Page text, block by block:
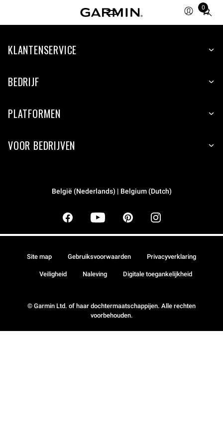
0
Total
items
cart:
KLANTENSERVICE
BEDRIJF
PLATFORMEN
VOOR BEDRIJVEN
België (Nederlands) | Belgium (Dutch)
© Garmin Ltd. of haar dochtermaatschappijen. Alle rechten
voorbehouden.
Site map Gebruiksvoorwaarden Privacyverklaring
Veiligheid Naleving Digitale toegankelijkheid